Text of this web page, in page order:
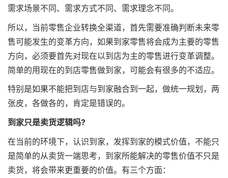
需求场景不同、需求方式不同、需求理念不同。
所以，当前零售企业转换全渠道，首先需要准确判断未来零
售可能发生的变革方向，如果到家零售将会成为主要的零售
方向，必须要首先对现在以到店为主的零售进行变革调整。
简单的用现在的到店零售做到家，可能会有很多的不适应。
特别是如果不能把到店与到家融合到一起，做统一规划，两
张皮，各做各的，肯定是错误的。
到家只是卖货逻辑吗?
在当前的环境下，认识到家，发挥到家的模式价值，不能只
是简单的从卖货一端思考，到家所能解决的零售价值不只是
卖货，将会带来更重要的价值。有三个方面：